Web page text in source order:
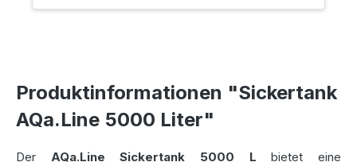
Produktinformationen "Sickertank
AQa.Line 5000 Liter"
Der AQa.Line Sickertank 5000 L bietet eine